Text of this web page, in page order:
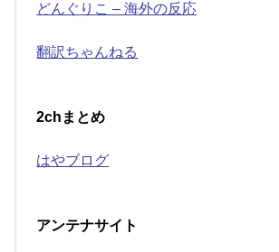
どんぐりこ – 海外の反応
翻訳ちゃんねる
2chまとめ
はやブログ
アンテナサイト